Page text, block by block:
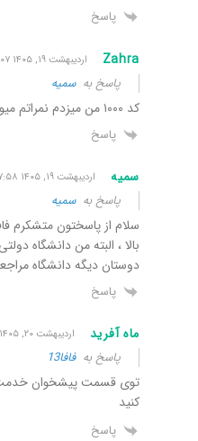
پاسخ
Zahra اردیبهشت ۱۹, ۱۴۰۵ ۶:۰۷ ب٫ظ
پاسخ بهسمیه
کد ۱۰۰۰ من میزدم نمراتم میومد، نمیدونم همونه یا نه
پاسخ
سمیه اردیبهشت ۱۹, ۱۴۰۵ ۷:۵۸ ب٫ظ
پاسخ بهسمیه
بالا ، البته من دانشگاه
دوستان دیگه دانشگاه
پاسخ
ماه آفرید اردیبهشت ۲۰, ۱۴۰۵ ۰:۰۵ ق٫ظ
پاسخ بهفافا13
توی قسمت پیشخوان
کنید
پاسخ